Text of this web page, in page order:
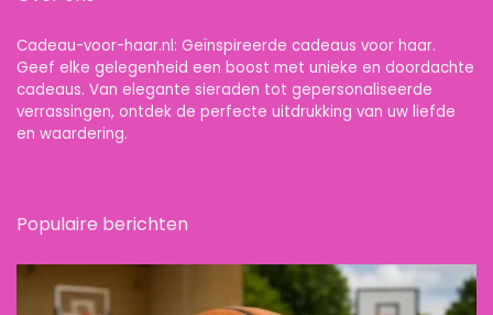
Cadeau-voor-haar.nl: Geïnspireerde cadeaus voor haar.
Geef elke gelegenheid een boost met unieke en doordachte
cadeaus. Van elegante sieraden tot gepersonaliseerde
verrassingen, ontdek de perfecte uitdrukking van uw liefde
en waardering.
Populaire berichten